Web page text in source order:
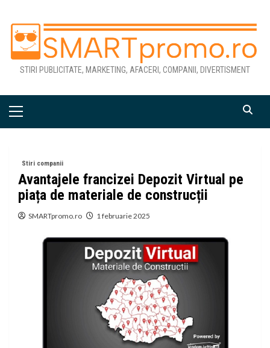
content
STIRI PUBLICITATE, MARKETING, AFACERI, COMPANII, DIVERTISMENT
Primary
Stiri companii
Avantajele francizei Depozit Virtual pe
piața de materiale de construcții
SMARTpromo.ro 1 februarie 2025